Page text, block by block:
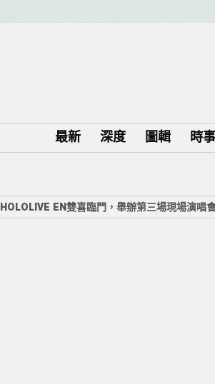
最新 深度 圖輯 時事
HOLOLIVE EN雙喜臨門，舉辦第三場現場演唱